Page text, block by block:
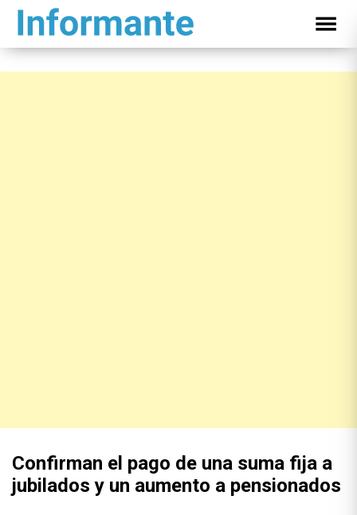
Confirman el pago de una suma fija a
jubilados y un aumento a pensionados